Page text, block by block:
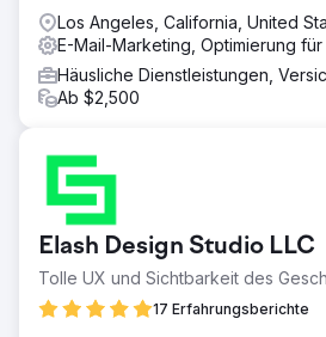
Heute stehen sie lokal auf Platz eins
Keywords im Zusammenhang mit
Rohrleitungsbau in Arizona und auf
Re-Pipe Specialist. Sie haben eine
Mitarbeiter eingestellt.
Los Angeles, California, United
E-Mail-Marketing, Optimierung
Häusliche Dienstleistungen,
Ab $2,500
Elash Design Studio LLC
Tolle UX und Sichtbarkeit des
17 Erfahrungsberichte